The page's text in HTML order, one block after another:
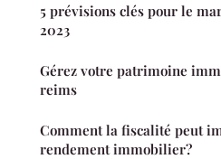
5 prévisions clés pour le
2023
Gérez votre patrimoine
reims
Comment la fiscalité peut
rendement immobilier?